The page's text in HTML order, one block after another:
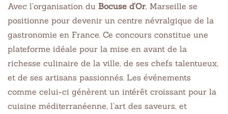
Avec l’organisation du Bocuse d’Or, Marseille se
positionne pour devenir un centre névralgique de la
gastronomie en France. Ce concours constitue une
plateforme idéale pour la mise en avant de la
richesse culinaire de la ville, de ses chefs talentueux,
et de ses artisans passionnés. Les événements
comme celui-ci génèrent un intérêt croissant pour la
cuisine méditerranéenne, l’art des saveurs, et